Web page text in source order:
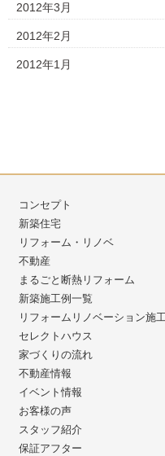
2012年3月
2012年2月
2012年1月
コンセプト
新築住宅
リフォーム・リノベ
不動産
まるごと断熱リフォーム
新築施工例一覧
リフォームリノベーション施
セレクトハウス
家づくりの流れ
不動産情報
イベント情報
お客様の声
スタッフ紹介
保証アフター